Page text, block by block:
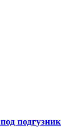
подгузник